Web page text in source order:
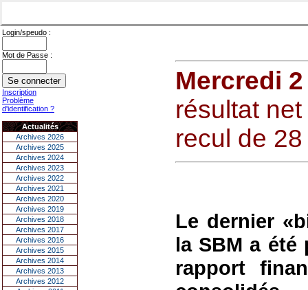
Login/speudo :
Mot de Passe :
Inscription
Problème
d'identification ?
Actualités
Archives 2026
Archives 2025
Archives 2024
Archives 2023
Archives 2022
Archives 2021
Archives 2020
Archives 2019
Archives 2018
Archives 2017
Archives 2016
Archives 2015
Archives 2014
Archives 2013
Archives 2012
Mercredi
résultat
recul de 28
Le dernier
la SBM a
rapport